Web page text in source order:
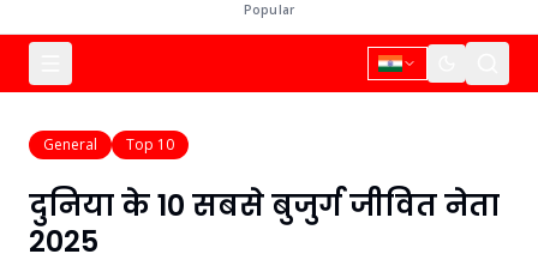
Popular
General Top 10
दुनिया के 10 सबसे बुजुर्ग जीवित नेता
2025